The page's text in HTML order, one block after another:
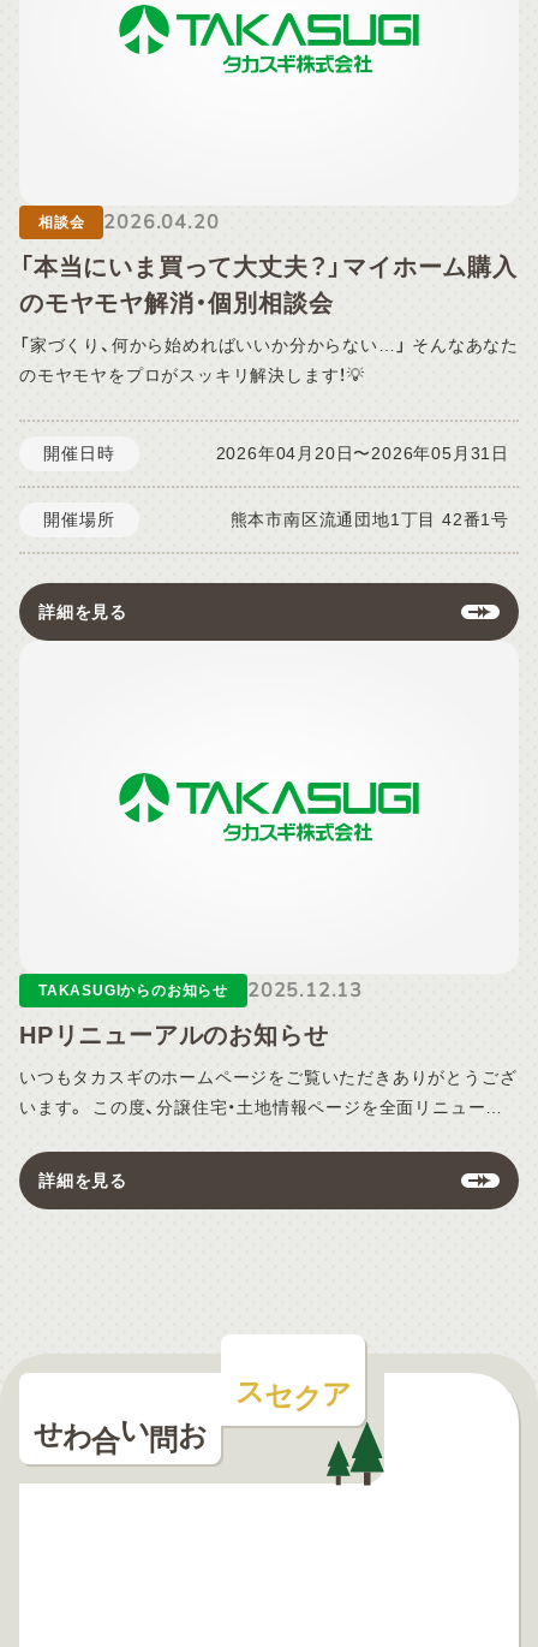
10:00 ～ 17:00 ご予約方法：WEB予約フォームよりお申し込
みください。 予約締切： ご見学希望日の前日17時まで ※WEB
からご予約いただいた後、スタッフより当日のご案内について
7日（木）より順次対応させていただきます。 期間中はご不便を
お掛けいたしますが、何卒ご了承下さいますようお願い申し上
げます。
相談会
2026.04.20
「本当にいま買って大丈夫？」マイホーム購入
のモヤモヤ解消・個別相談会
「家づくり、何から始めればいいか分からない…」 そんなあなた
のモヤモヤをプロがスッキリ解決します！💡
開催日時 2026年04月20日〜2026年05月31日
開催場所 熊本市南区流通団地1丁目 42番1号
詳細を見る
TAKASUGIからのお知らせ
2025.12.13
HPリニューアルのお知らせ
いつもタカスギのホームページをご覧いただきありがとうござ
います。 この度、分譲住宅・土地情報ページを全面リニューア
格段に向上いたしました。 スマートフォンからでもスムーズ
に、快適に最新情報をご覧いただけます。
詳細を見る
アクセス
お問い合わせ